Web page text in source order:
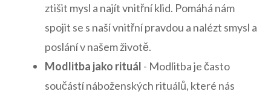
ztišit mysl a najít‍ vnitřní klid. Pomáhá nám
spojit se s‍ naší vnitřní⁣ pravdou a nalézt‍ smysl a
⁤poslání⁢ v našem životě.
Modlitba ‍jako rituál -⁢ Modlitba⁢ je často
součástí náboženských ⁤rituálů, ⁢které nás